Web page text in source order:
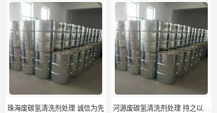
河源废碳氢清洗剂处理 持之以恒为客户服务